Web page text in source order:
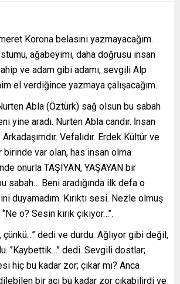
Korona belasını yazmayacağım.
ağabeyimi, daha doğrusu insan
ve adam gibi adamı, sevgili Alp
el verdiğince yazmaya çalışacağım.
Abla (Öztürk) sağ olsun bu sabah
yine aradı. Nurten Abla candır. İnsan
Vefalıdır. Erdek Kültür ve
birinde var olan, has insan olma
onurla TAŞIYAN, YAŞAYAN bir
sabah… Beni aradığında ilk defa o
duyamadım. Kırıktı sesi. Nezle olmuş
o? Sesin kırık çıkıyor…’’.
çünkü…’’ dedi ve durdu. Ağlıyor gibi değil,
‘’Kaybettik…’’ dedi. Sevgili dostlar;
hiç bu kadar zor; çıkar mı? Anca
bir acı bu kadar zor çıkabilirdi ve